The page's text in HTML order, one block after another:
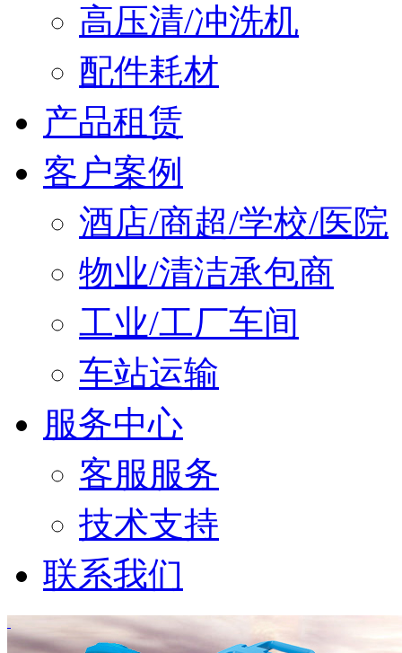
高压清/冲洗机
配件耗材
产品租赁
客户案例
酒店/商超/学校/医院
物业/清洁承包商
工业/工厂车间
车站运输
服务中心
客服服务
技术支持
联系我们